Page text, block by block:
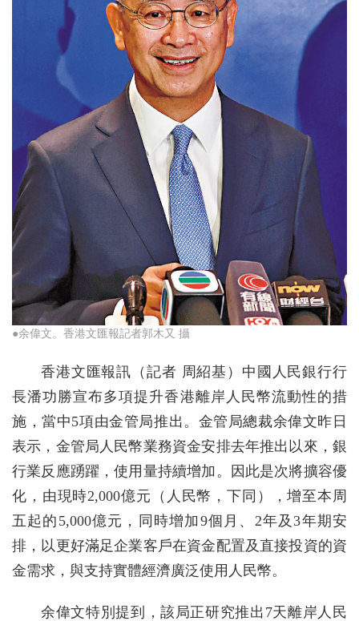
●余偉文。香港文匯報記者郭木又 攝
香港文匯報訊（記者 周紹基）中國人民銀行行
長潘功勝宣布多項提升香港離岸人民幣流動性的措
施，當中5項由金管局推出。金管局總裁余偉文昨日
表示，金管局人民幣業務資金安排去年推出以來，銀
行業反應踴躍，使用量持續增加。因此是次將擴容優
化，由現時2,000億元（人民幣，下同），增至本周
五起的5,000億元，同時增加9個月、2年及3年期安
排，以更好滿足企業客戶在資金配置及直接投資的資
金需求，與支持實體經濟廣泛使用人民幣。
余偉文特別提到，該局正研究推出7天離岸人民